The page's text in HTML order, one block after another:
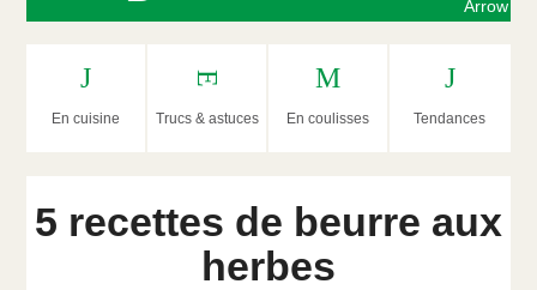
En cuisine Trucs & astuces En coulisses Tendances
5 recettes de beurre aux
herbes